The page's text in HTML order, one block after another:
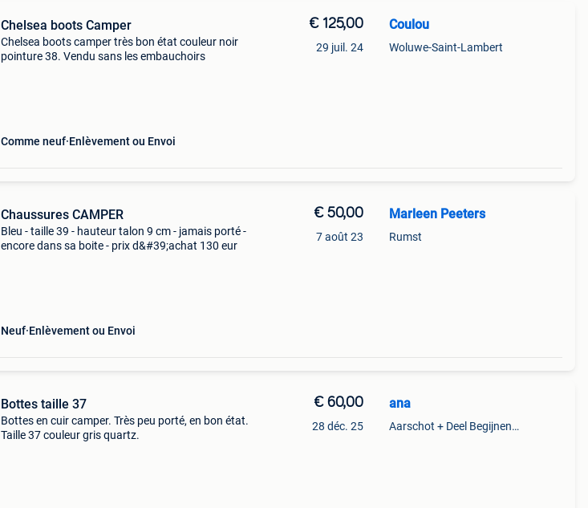
Chelsea boots Camper
Chelsea boots camper très bon état couleur noir
pointure 38. Vendu sans les embauchoirs
Comme neuf Enlèvement ou Envoi
€ 125,00
29 juil. 24
Coulou
Woluwe-Saint-Lambert
Chaussures CAMPER
Bleu - taille 39 - hauteur talon 9 cm - jamais porté -
encore dans sa boite - prix d&#39;achat 130 eur
Neuf Enlèvement ou Envoi
€ 50,00
7 août 23
Marleen Peeters
Rumst
Bottes taille 37
Bottes en cuir camper. Très peu porté, en bon état.
Taille 37 couleur gris quartz.
€ 60,00
28 déc. 25
ana
Aarschot + Deel Begijnendijk